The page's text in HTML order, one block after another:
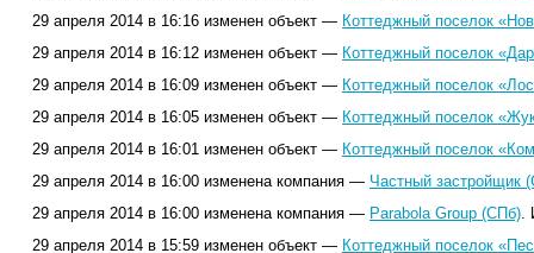
29 апреля 2014 в 16:16 изменен объект — Коттеджный поселок
29 апреля 2014 в 16:12 изменен объект — Коттеджный поселок
29 апреля 2014 в 16:09 изменен объект — Коттеджный поселок
29 апреля 2014 в 16:05 изменен объект — Коттеджный поселок
29 апреля 2014 в 16:01 изменен объект — Коттеджный поселок
29 апреля 2014 в 16:00 изменена компания — Частный застройщик
29 апреля 2014 в 16:00 изменена компания — Parabola Group (СПб).
29 апреля 2014 в 15:59 изменен объект — Коттеджный поселок